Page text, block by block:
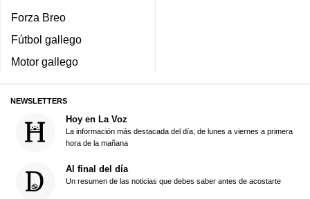
Forza Breo
Fútbol gallego
Motor gallego
NEWSLETTERS
Hoy en La Voz
La información más destacada del día, de lunes a viernes a primera
hora de la mañana
Al final del día
Un resumen de las noticias que debes saber antes de acostarte